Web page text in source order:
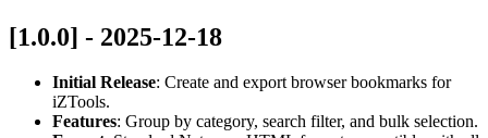
[1.0.0] - 2025-12-18
Initial Release: Create and export browser bookmarks for
iZTools.
Features: Group by category, search filter, and bulk selection.